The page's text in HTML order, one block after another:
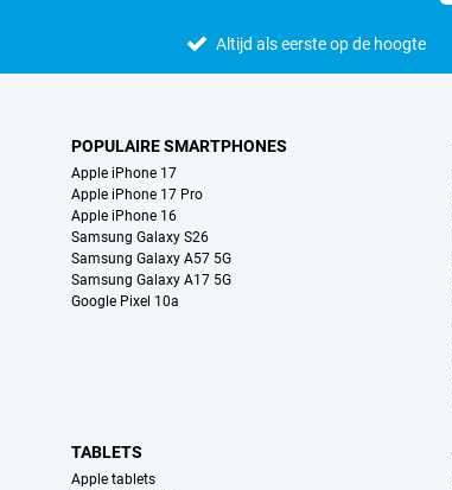
Altijd als eerste op de hoogte
POPULAIRE SMARTPHONES
Apple iPhone 17
Apple iPhone 17 Pro
Apple iPhone 16
Samsung Galaxy S26
Samsung Galaxy A57 5G
Samsung Galaxy A17 5G
Google Pixel 10a
TABLETS
Apple tablets